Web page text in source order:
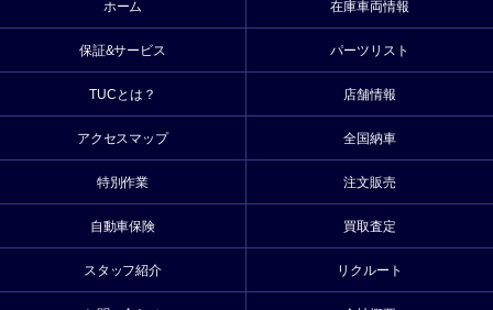
ホーム 在庫車両情報
保証&サービス パーツリスト
TUCとは？ 店舗情報
アクセスマップ 全国納車
特別作業 注文販売
自動車保険 買取査定
スタッフ紹介 リクルート